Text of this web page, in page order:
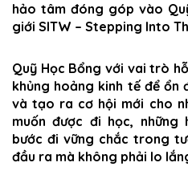
hảo tâm đóng góp vào
giới SITW – Stepping Into
Quỹ Học Bổng với vai trò
khủng hoảng kinh tế để ổn
và tạo ra cơ hội mới cho
muốn được đi học, những
bước đi vững chắc trong
đầu ra mà không phải lo